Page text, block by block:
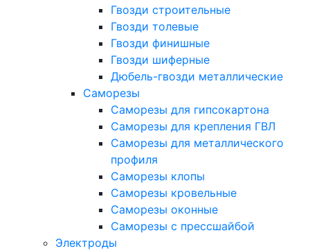
Гвозди строительные
Гвозди толевые
Гвозди финишные
Гвозди шиферные
Дюбель-гвозди металлические
Саморезы
Саморезы для гипсокартона
Саморезы для крепления ГВЛ
Саморезы для металлического
профиля
Саморезы клопы
Саморезы кровельные
Саморезы оконные
Саморезы с прессшайбой
Электроды